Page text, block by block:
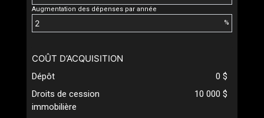
Augmentation des dépenses par année
%
COÛT D’ACQUISITION
Dépôt
0 $
Droits de cession
immobilière
10 000 $